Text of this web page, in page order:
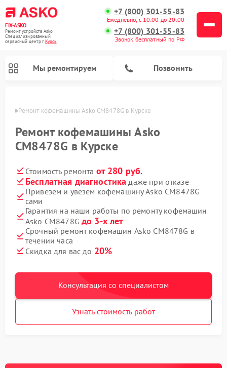
FIX-ASKO
Ремонт устройств Asko
Специализированный
cервисный центр г.Курск
+7 (800) 301-55-83
Ежедневно, с 10:00 до 20:00
+7 (800) 301-55-83
Звонок бесплатный по РФ
Мы ремонтируем Позвонить
Ремонт кофемашины Asko CM8478G в Курске
Ремонт кофемашины Asko
CM8478G в Курске
Стоимость ремонта от 280 руб.
Бесплатная диагностика даже при отказе
Привезем и увезем кофемашину Asko CM8478G
сами
Гарантия на наши работы по ремонту кофемашин
Asko CM8478G до 3-х лет
Срочный ремонт кофемашин Asko CM8478G в
течении часа
Скидка для вас до 20%
Консультация со специалистом
Узнать стоимость работ